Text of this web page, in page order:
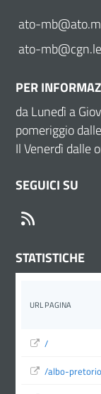
ato-
ato-
PER
da Lunedì a
pomeriggio
Il Venerdì dalle
SEGUICI SU
STATISTICHE